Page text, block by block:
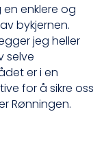
enklere og
bykjernen.
jeg heller
selve
er i en
for å sikre oss
Rønningen.